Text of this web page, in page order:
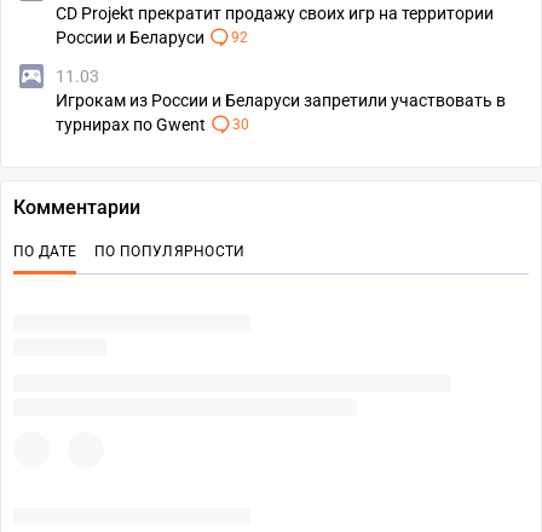
CD Projekt прекратит продажу своих игр на территории
России и Беларуси
92
11.03
Игрокам из России и Беларуси запретили участвовать в
турнирах по Gwent
30
Комментарии
ПО ДАТЕ ПО ПОПУЛЯРНОСТИ